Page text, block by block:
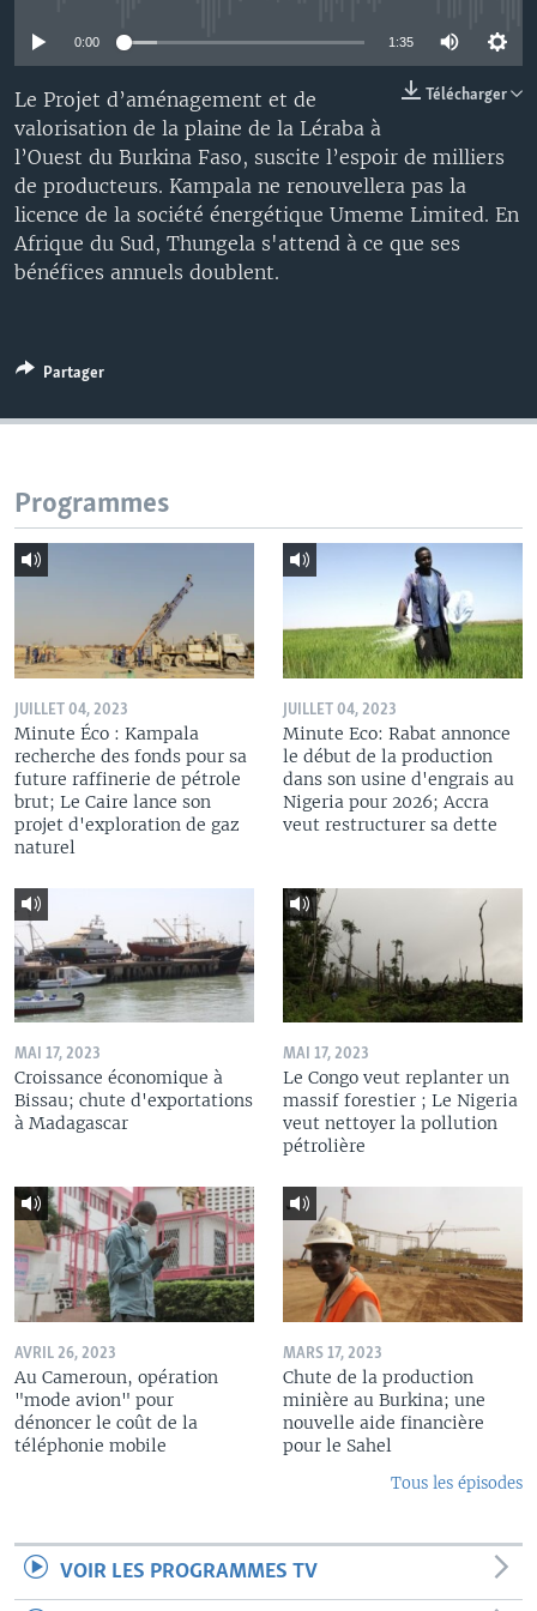
0:00 1:35
Télécharger
Le Projet d’aménagement et de
valorisation de la plaine de la Léraba à
l’Ouest du Burkina Faso, suscite l’espoir de milliers
de producteurs. Kampala ne renouvellera pas la
licence de la société énergétique Umeme Limited. En
Afrique du Sud, Thungela s'attend à ce que ses
bénéfices annuels doublent.
Partager
Programmes
JUILLET 04, 2023
Minute Éco : Kampala
recherche des fonds pour sa
future raffinerie de pétrole
brut; Le Caire lance son
projet d'exploration de gaz
naturel
JUILLET 04, 2023
Minute Eco: Rabat annonce
le début de la production
dans son usine d'engrais au
Nigeria pour 2026; Accra
veut restructurer sa dette
MAI 17, 2023
Croissance économique à
Bissau; chute d'exportations
à Madagascar
MAI 17, 2023
Le Congo veut replanter un
massif forestier ; Le Nigeria
veut nettoyer la pollution
pétrolière
AVRIL 26, 2023
Au Cameroun, opération
"mode avion" pour
dénoncer le coût de la
téléphonie mobile
MARS 17, 2023
Chute de la production
minière au Burkina; une
nouvelle aide financière
pour le Sahel
Tous les épisodes
VOIR LES PROGRAMMES TV